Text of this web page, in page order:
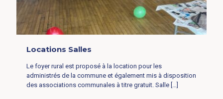
Locations Salles
Le foyer rural est proposé à la location pour les
administrés de la commune et également mis à disposition
des associations communales à titre gratuit. Salle […]